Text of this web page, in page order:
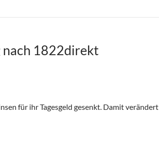
nach 1822direkt
für ihr Tagesgeld gesenkt. Damit verändert
nach 1822direkt Zinssenkung